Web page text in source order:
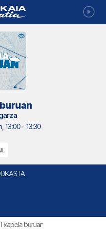
13:00 - 13:30
Txapela buruan